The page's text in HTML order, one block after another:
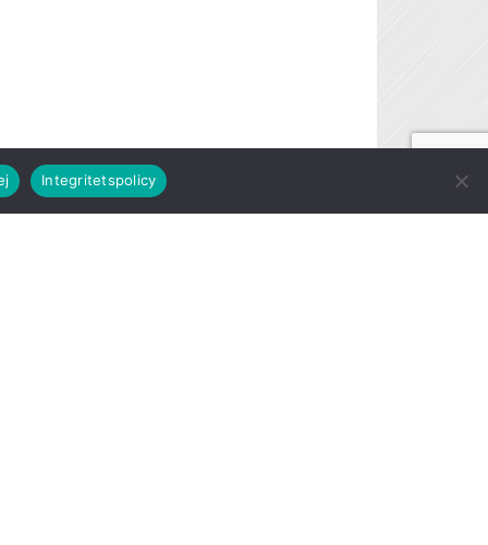
Integritetspolicy